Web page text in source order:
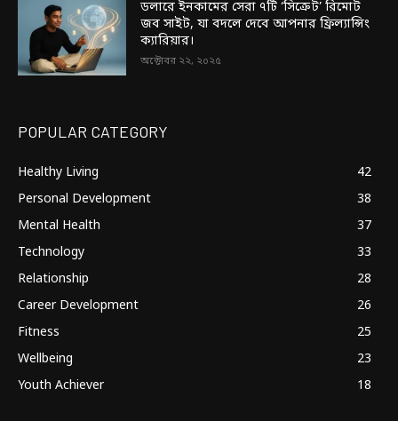
ডলারে ইনকামের সেরা ৭টি ‘সিক্রেট’ রিমোট
জব সাইট, যা বদলে দেবে আপনার ফ্রিল্যান্সিং
ক্যারিয়ার।
অক্টোবর ২২, ২০২৫
POPULAR CATEGORY
Healthy Living
42
Personal Development
38
Mental Health
37
Technology
33
Relationship
28
Career Development
26
Fitness
25
Wellbeing
23
Youth Achiever
18